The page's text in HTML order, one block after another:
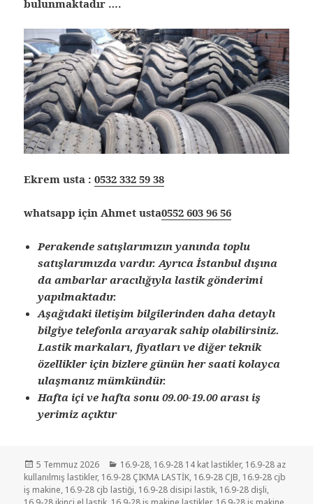
bulunmaktadır ….
Ekrem usta :0532 332 59 38
whatsapp için Ahmet usta0552 603 96 56
Perakende satışlarımızın yanında toplu
satışlarımızda vardır. Ayrıca İstanbul dışına
da ambarlar aracılığıyla lastik gönderimi
yapılmaktadır.
Aşağıdaki iletişim bilgilerinden daha detaylı
bilgiye telefonla arayarak sahip olabilirsiniz.
Lastik markaları, fiyatları ve diğer teknik
özellikler için bizlere günün her saati kolayca
ulaşmanız mümkündür.
Hafta içi ve hafta sonu 09.00-19.00 arası iş
yerimiz açıktır
Yayın
tarihi
5 Temmuz 2026 Kategoriler
16.9-28, 16.9-28 14 kat lastikler, 16.9-28 az
kullanılmış lastikler, 16.9-28 ÇIKMA LASTİK, 16.9-28 CJB, 16.9-28 cjb
iş makine, 16.9-28 cjb lastiği, 16.9-28 disipi lastik, 16.9-28 dişli,